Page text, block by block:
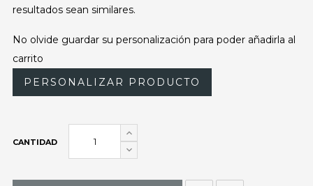
resultados sean similares.
No olvide guardar su personalización para poder añadirla al
carrito
PERSONALIZAR PRODUCTO
CANTIDAD